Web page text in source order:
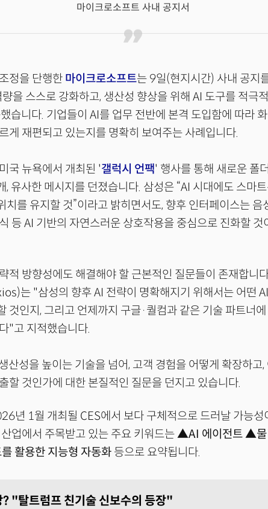
마이크로소프트 사내 공지서
정을 단행한 마이크로소프트는 9일(현지시간) 사내 공지
을 스스로 강화하고, 생산성 향상을 위해 AI 도구를 적극
습니다. 기업들이 AI를 업무 전반에 본격 도입함에 따라
게 재편되고 있는지를 명확히 보여주는 사례입니다.
국 뉴욕에서 개최된 '갤럭시 언팩' 행사를 통해 새로운 폴
, 유사한 메시지를 던졌습니다. 삼성은 “AI 시대에도 스마
치를 유지할 것”이라고 밝히면서도, 향후 인터페이스는 음
등 AI 기반의 자연스러운 상호작용을 중심으로 진화할 것
적 방향성에도 해결해야 할 근본적인 질문들이 존재합니
는 "삼성의 향후 AI 전략이 명확해지기 위해서는 어떤
것인지, 그리고 언제까지 구글·퀄컴과 같은 기술 파트너
"고 지적했습니다.
산성을 높이는 기술을 넘어, 고객 경험을 어떻게 확장하고
할 것인가에 대한 본질적인 질문을 던지고 있습니다.
년 1월 개최될 CES에서 보다 구체적으로 드러날 가능성
업에서 주목받고 있는 주요 키워드는▲AI 에이전트 ▲
활용한 지능형 자동화 등으로 요약됩니다.
"탈트럼프 친기술 신보수의 등장"